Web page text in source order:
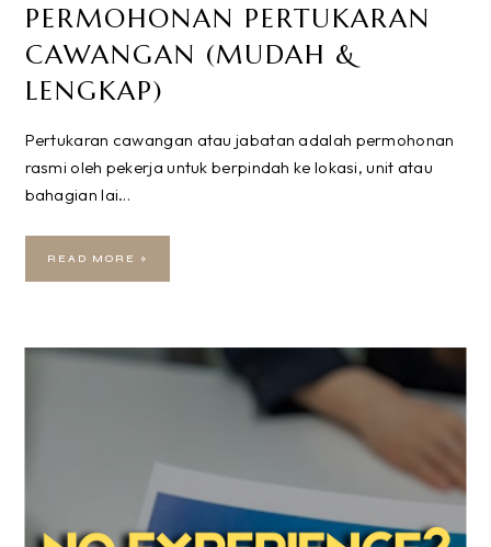
PERMOHONAN PERTUKARAN
CAWANGAN (MUDAH &
LENGKAP)
Pertukaran cawangan atau jabatan adalah permohonan
rasmi oleh pekerja untuk berpindah ke lokasi, unit atau
bahagian lai…
READ MORE »